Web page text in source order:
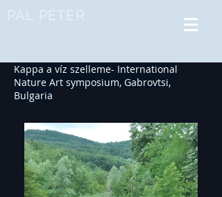
PÁL PÉTER
Kappa a víz szelleme- International
Nature Art symposium, Gabrovtsi,
Bulgaria